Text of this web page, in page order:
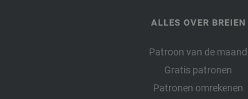
ALLES OVER BREIEN
Patroon van de maand
Gratis patronen
Patronen omrekenen